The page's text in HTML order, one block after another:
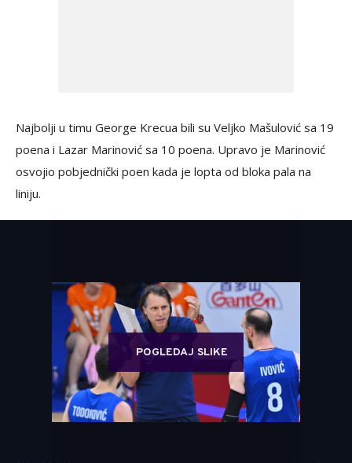
Najbolji u timu George Krecua bili su Veljko Mašulović sa 19
poena i Lazar Marinović sa 10 poena. Upravo je Marinović
osvojio pobjednički poen kada je lopta od bloka pala na
liniju.
POGLEDAJ SLIKE